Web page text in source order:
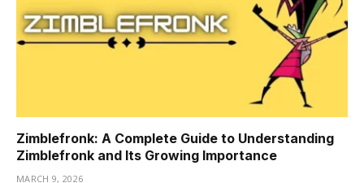
Zimblefronk: A Complete Guide to Understanding
Zimblefronk and Its Growing Importance
MARCH 9, 2026